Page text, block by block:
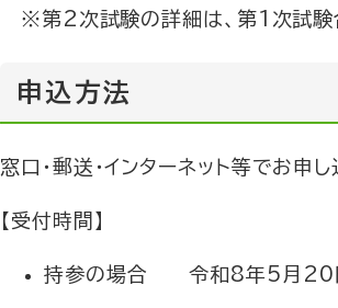
※第2次試験の詳細は、第1次試験
申込方法
窓口・郵送・インターネット等でお申し
【受付時間】
持参の場合 令和8年5月20日